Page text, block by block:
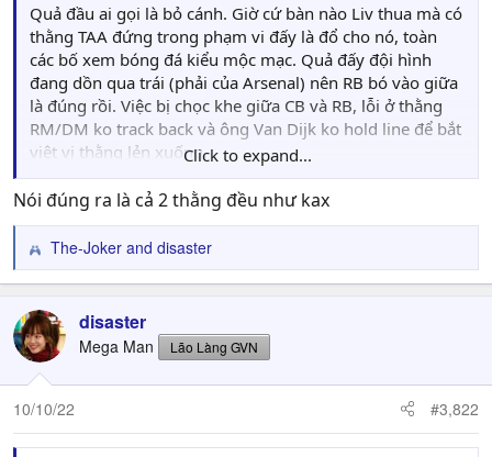
Quả đầu ai gọi là bỏ cánh. Giờ cứ bàn nào Liv thua mà có
thằng TAA đứng trong phạm vi đấy là đổ cho nó, toàn
các bố xem bóng đá kiểu mộc mạc. Quả đấy đội hình
đang dồn qua trái (phải của Arsenal) nên RB bó vào giữa
là đúng rồi. Việc bị chọc khe giữa CB và RB, lỗi ở thằng
RM/DM ko track back và ông Van Dijk ko hold line để bắt
việt vị thằng lẻn xuống.
Thằng VVD từ đầu mùa giờ đá như kak nhưng ít người để
ý vì danh tiếng, thằng TAA toàn bị đem ra tế thay.
Click to expand...
Nói đúng ra là cả 2 thằng đều như kax
R
e
c
t
i
o
n
s
:
The-Joker and disaster
disaster
Mega Man Lão Làng GVN
10/10/22 #3,822